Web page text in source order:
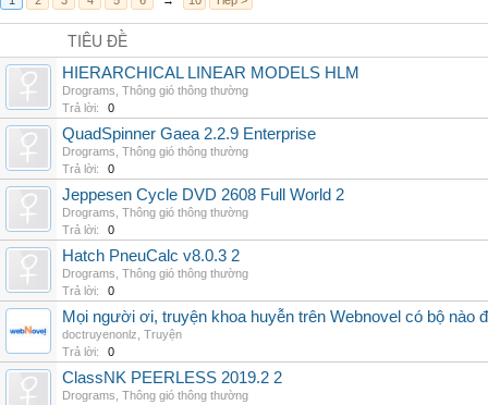
TIÊU ĐỀ
HIERARCHICAL LINEAR MODELS HLM
Drograms Thông gió thông thường
Trả lời:
0
QuadSpinner Gaea 2.2.9 Enterprise
Drograms Thông gió thông thường
Trả lời:
0
Jeppesen Cycle DVD 2608 Full World 2
Drograms Thông gió thông thường
Trả lời:
0
Hatch PneuCalc v8.0.3 2
Drograms Thông gió thông thường
Trả lời:
0
Mọi người ơi, truyện khoa huyễn trên Webnovel có bộ nào
doctruyenonlz Truyện
Trả lời:
0
ClassNK PEERLESS 2019.2 2
Drograms Thông gió thông thường